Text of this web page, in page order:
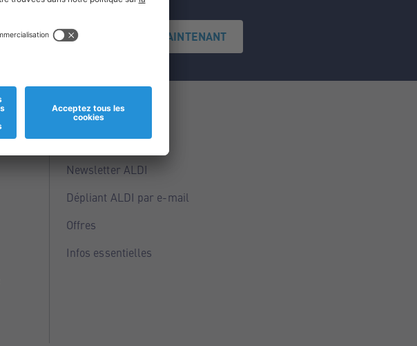
S'INSCRIRE MAINTENANT
Service
Points ALDI
Newsletter ALDI
Dépliant ALDI par e-mail
Offres
Infos essentielles